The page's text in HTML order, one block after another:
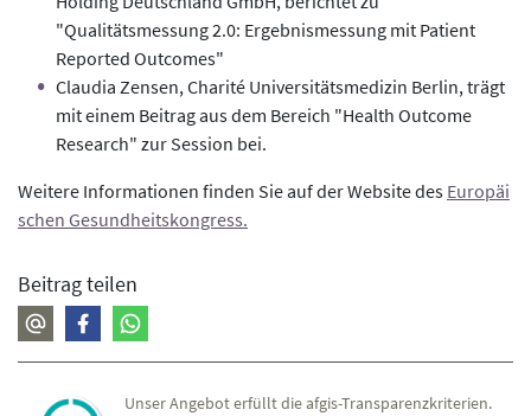
"Qualitätsmessung 2.0: Ergebnismessung mit Patient
Reported Outcomes"
Claudia Zensen, Charité Universitätsmedizin Berlin, trägt
mit einem Beitrag aus dem Bereich "Health Outcome
Research" zur Session bei.
Weitere Informationen finden Sie auf der Website des Europäi
schen Gesundheitskongress.
Beitrag teilen
Unser Angebot erfüllt die afgis-Transparenzkriterien.